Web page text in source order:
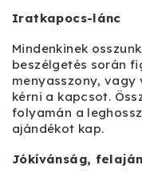
Iratkapocs-lánc
Mindenkinek
beszélgetés során
menyasszony,
kérni a kapcsot.
folyamán a
ajándékot kap.
Jókívánság,